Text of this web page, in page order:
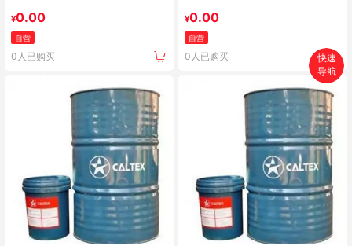
¥0.00
自营
0人已购买
¥0.00
自营
0人已购买
首页
搜索
分类
购物车
个人中心
快速
导航